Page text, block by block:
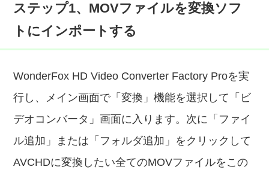
ステップ1、MOVファイルを変換ソフ
トにインポートする
WonderFox HD Video Converter Factory Proを実
行し、メイン画面で「変換」機能を選択して「ビ
デオコンバータ」画面に入ります。次に「ファイ
ル追加」または「フォルダ追加」をクリックして
AVCHDに変換したい全てのMOVファイルをこの